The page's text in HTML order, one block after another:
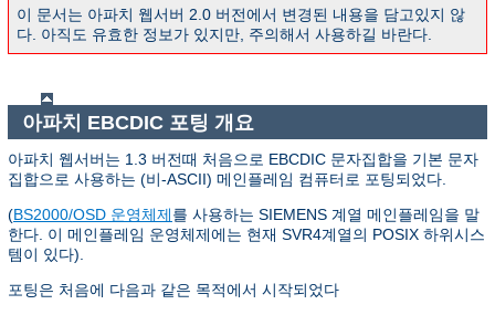
이 문서는 아파치 웹서버 2.0 버전에서 변경된 내용을 담고있지 않
다. 아직도 유효한 정보가 있지만, 주의해서 사용하길 바란다.
아파치 EBCDIC 포팅 개요
아파치 웹서버는 1.3 버전때 처음으로 EBCDIC 문자집합을 기본 문자
집합으로 사용하는 (비-ASCII) 메인플레임 컴퓨터로 포팅되었다.
(BS2000/OSD 운영체제를 사용하는 SIEMENS 계열 메인플레임을 말
한다. 이 메인플레임 운영체제에는 현재 SVR4계열의 POSIX 하위시스
템이 있다).
포팅은 처음에 다음과 같은 목적에서 시작되었다